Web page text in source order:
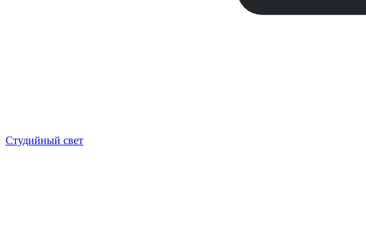
Студийный свет